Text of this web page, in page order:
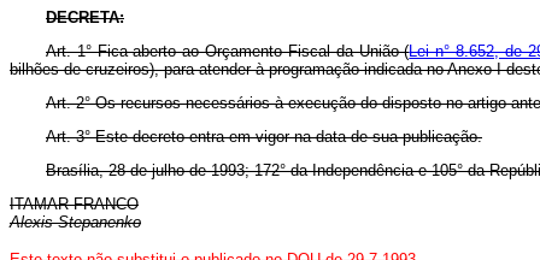
DECRETA:
Art. 1° Fica aberto ao Orçamento Fiscal da União (Lei n° 8.652, de
bilhões de cruzeiros), para atender à programação indicada no Anexo I
Art. 2° Os recursos necessários à execução do disposto no artigo
Art. 3° Este decreto entra em vigor na data de sua publicação.
Brasília, 28 de julho de 1993; 172° da Independência e 105° da
ITAMAR FRANCO
Alexis Stepanenko